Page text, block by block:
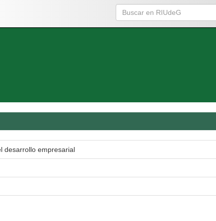
desarrollo empresarial